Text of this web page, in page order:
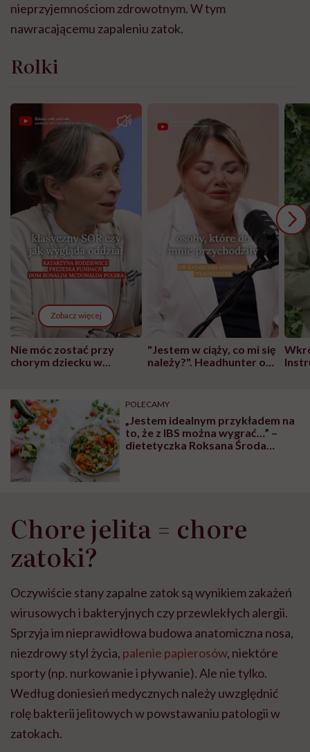
nieprzyjemnościom zdrowotnym. W tym
nawracającemu zapaleniu zatok.
Rolki
Zobacz więcej
Nie móc zostać przy
chorym dziecku w
może chyba tylko
głupota i brak
wyobraźni"
"Jestem w ciąży, co mi się
należy?". Headhunter o
pracy
POLECAMY
„Jestem idealnym przykładem na
to, że z IBS można wygrać…” –
dietetyczka Roksana Środa
Chore jelita = chore
zatoki?
Oczywiście stany zapalne zatok są wynikiem zakażeń
wirusowych i bakteryjnych czy przewlekłych alergii.
Sprzyja im nieprawidłowa budowa anatomiczna nosa,
niezdrowy styl życia, palenie papierosów, niektóre
sporty (np. nurkowanie i pływanie). Ale nie tylko.
Według doniesień medycznych należy uwzględnić
rolę bakterii jelitowych w powstawaniu patologii w
zatokach.